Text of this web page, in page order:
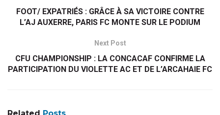
FOOT/ EXPATRIÉS : GRÂCE À SA VICTOIRE CONTRE
L’AJ AUXERRE, PARIS FC MONTE SUR LE PODIUM
Next Post
CFU CHAMPIONSHIP : LA CONCACAF CONFIRME LA
PARTICIPATION DU VIOLETTE AC ET DE L’ARCAHAIE FC